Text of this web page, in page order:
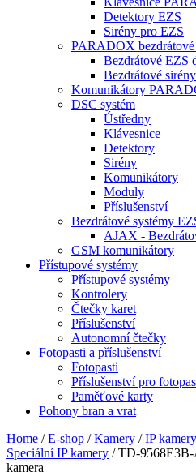
Detektory EZS
Sirény pro EZS
PARADOX
Bezdrátové EZS
Bezdrátové sirény
Komunikátory
DSC systém
Ústředny
Klávesnice
Detektory
Sirény
Komunikátory
Moduly
Příslušenství
Bezdrátové systémy
AJAX -
GSM komunikátory
Přístupové systémy
Přístupové systémy
Kontrolery
Čtečky karet
Příslušenství
Autonomní čtečky
Fotopasti a příslušenství
Fotopasti
Příslušenství pro
Paměťové karty
Pohony bran a vrat
Home / E-shop / Kamery / IP kamery
Speciální IP kamery /TD-9568E3B-
kamera